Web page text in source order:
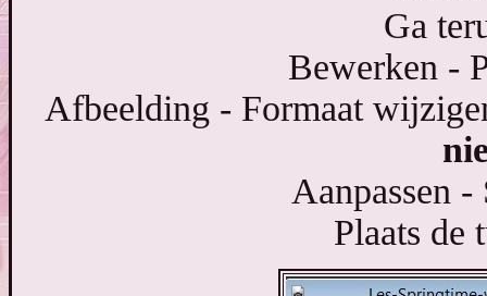
Ga
Bewerken -
Afbeelding - Formaat
Aanpassen -
Plaats de